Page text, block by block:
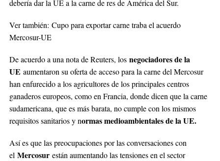
debería dar la UE a la carne de res de América del Sur.
Ver también: Cupo para exportar carne traba el acuerdo
Mercosur-UE
De acuerdo a una nota de Reuters, los negociadores de la
UE aumentaron su oferta de acceso para la carne del Mercosur
han enfurecido a los agricultores de los principales centros
ganaderos europeos, como en Francia, donde dicen que la carne
sudamericana, que es más barata, no cumple con los mismos
requisitos sanitarios y normas medioambientales de la UE.
Así es que las preocupaciones por las conversaciones con
el Mercosurestán aumentando las tensiones en el sector